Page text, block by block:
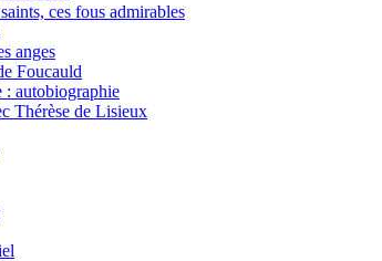
ces fous admirables
anges
Foucauld
: autobiographie
Thérèse de Lisieux
Jacques Gauthier